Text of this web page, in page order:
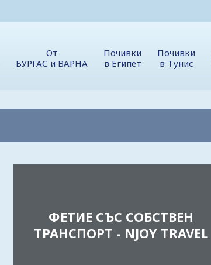
От
БУРГАС и ВАРНА
Почивки
в Египет
Почивки
в Тунис
ФЕТИЕ СЪС СОБСТВЕН
ТРАНСПОРТ - NJOY TRAVEL